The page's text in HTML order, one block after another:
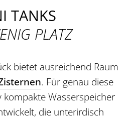
TANKS
PLATZ
bietet ausreichend Raum
. Für genau diese
kompakte Wasserspeicher
die unterirdisch